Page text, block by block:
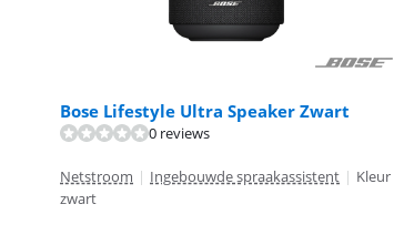
Bose Lifestyle Ultra Speaker Zwart
0 reviews
Netstroom | Ingebouwde spraakassistent | Kleur
zwart
Beoordeling is 8,4 van de 10, gebaseerd op 47 reviews.
Beoordeling is 8,4 van de 10, gebaseerd op 47 reviews.